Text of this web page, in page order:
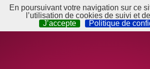
En poursuivant votre navigation sur ce
l’utilisation de cookies de suivi et
J’accepte
Politique de